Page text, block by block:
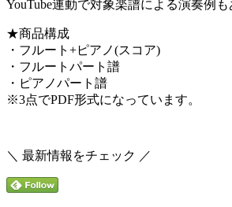
YouTube連動で対象楽譜による演奏例
★商品構成
・フルート+ピアノ(スコア)
・フルートパート譜
・ピアノパート譜
※3点でPDF形式になっています。
＼ 最新情報をチェック ／